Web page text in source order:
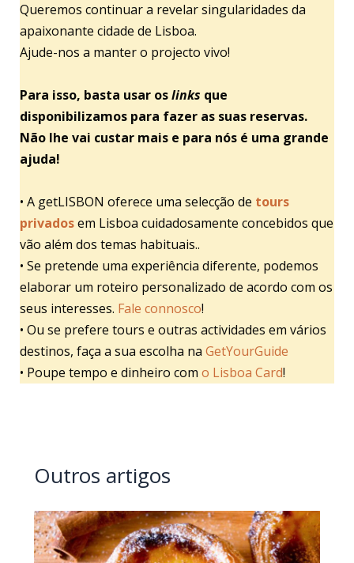
Queremos continuar a revelar singularidades da
apaixonante cidade de Lisboa.
Ajude-nos a manter o projecto vivo!
Para isso, basta usar oslinks que
disponibilizamos para fazer as suas reservas.
Não lhe vai custar mais e para nós é uma grande
ajuda!
• A getLISBON oferece uma selecção de tours
privadosem Lisboa cuidadosamente concebidos que
vão além dos temas habituais..
• Se pretende uma experiência diferente, podemos
elaborar um roteiro personalizado de acordo com os
seus interesses. Fale connosco!
• Ou se prefere tours e outras actividades em vários
destinos, faça a sua escolha na GetYourGuide
• Poupe tempo e dinheiro com o Lisboa Card!
Outros artigos